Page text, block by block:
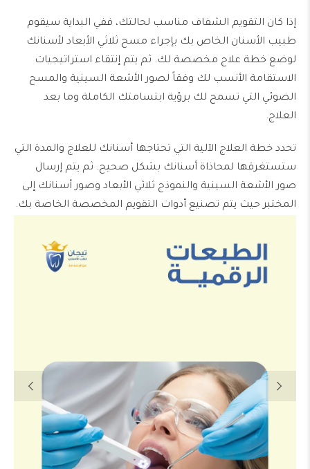
إذا كان التقويم الشفاف مناسب لحالتك، ففي البداية سيقوم
طبيب الأسنان الخاص بك بإجراء مسح ثلاثي الأبعاد لأسنانك
لوضع خطة علاج مخصصة لك. ثم يتم إنتقاء استراتيجيات
الاستقامة الأنسب لك وفقاً لصور الأشعة السينية والمسح
الضوئي التي تسمح لك برؤية ابتسامتك الكاملة وما بعد
العلاج.
تحدد خطة العلاج الآلية التي تحتاجها أسنانك للعلاج والمدة التي
ستستغرقها لمحاذاة أسنانك بشكل صحيح. ثم يتم إرسال
صور الأشعة السينية والنموذج ثلاثي الأبعاد وصور أسنانك إلى
المختبر حيث يتم تصنيع أدوات التقويم المخصصة الخاصة بك.